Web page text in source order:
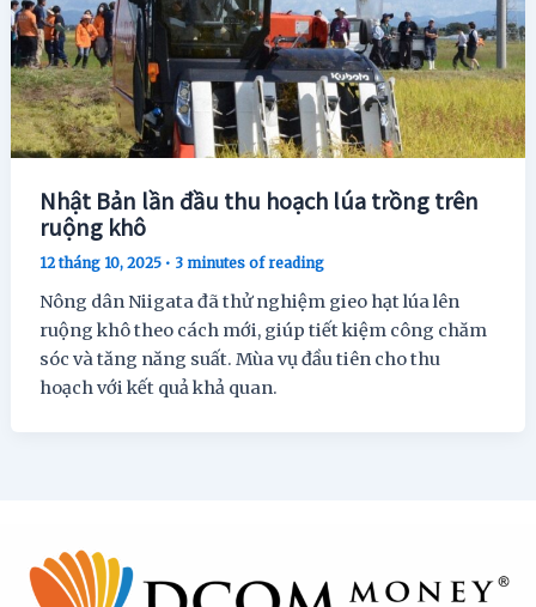
Nhật Bản lần đầu thu hoạch lúa trồng trên
ruộng khô
12 tháng 10, 2025 • 3 minutes of reading
Nông dân Niigata đã thử nghiệm gieo hạt lúa lên
ruộng khô theo cách mới, giúp tiết kiệm công chăm
sóc và tăng năng suất. Mùa vụ đầu tiên cho thu
hoạch với kết quả khả quan.